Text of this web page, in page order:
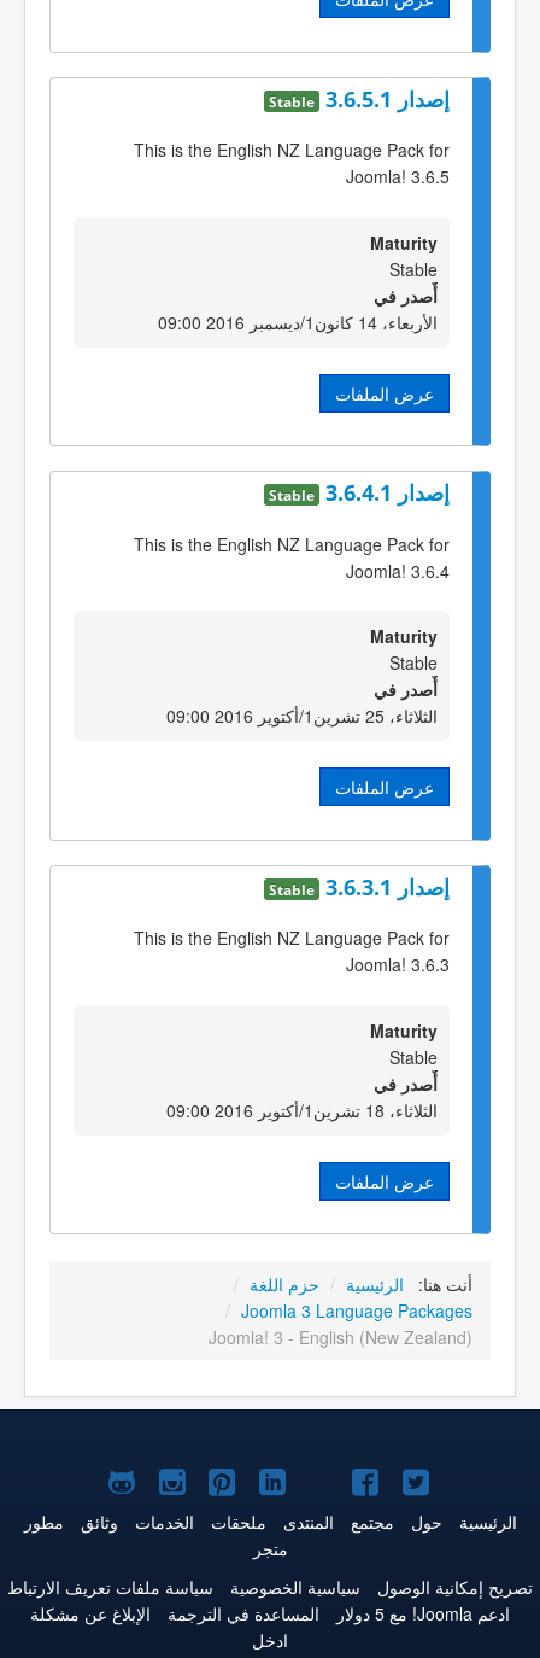
إصدار 3.6.5.1 Stable
This is the English NZ Language Pack for
Joomla! 3.6.5
Maturity
Stable
أٌصدر في
الأربعاء، 14 كانون1/ديسمبر 2016 09:00
عرض الملفات
إصدار 3.6.4.1 Stable
This is the English NZ Language Pack for
Joomla! 3.6.4
Maturity
Stable
أٌصدر في
الثلاثاء، 25 تشرين1/أكتوير 2016 09:00
عرض الملفات
إصدار 3.6.3.1 Stable
This is the English NZ Language Pack for
Joomla! 3.6.3
Maturity
Stable
أٌصدر في
الثلاثاء، 18 تشرين1/أكتوير 2016 09:00
عرض الملفات
أنت هنا: الرئيسية / حزم اللغة /
Joomla 3 Language Packages
/
Joomla! 3 - English (New Zealand)
على
Joomla!
على
بوك
Joomla!
على
يوتيوب
Joomla!
على
LinkedIn
Joomla!
علىعلى علىGitHub
الرئيسية حول مجتمع المنتدى ملحقات الخدمات وثائق
مطور
متجر
تصريح إمكانية الوصول
سياسية الخصوصية
سياسة ملفات تعريف الارتباط
ادعم Joomla! مع 5 دولار
المساعدة في الترجمة
الإبلاغ عن مشكلة
ادخل